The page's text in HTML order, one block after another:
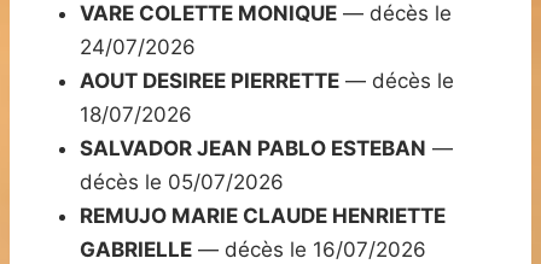
VARE COLETTE MONIQUE — décès le
24/07/2026
AOUT DESIREE PIERRETTE — décès le
18/07/2026
SALVADOR JEAN PABLO ESTEBAN —
décès le 05/07/2026
REMUJO MARIE CLAUDE HENRIETTE
GABRIELLE — décès le 16/07/2026